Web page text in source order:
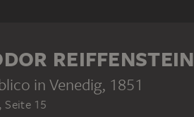
REIFFENSTEIN
in Venedig, 1851
Seite 15